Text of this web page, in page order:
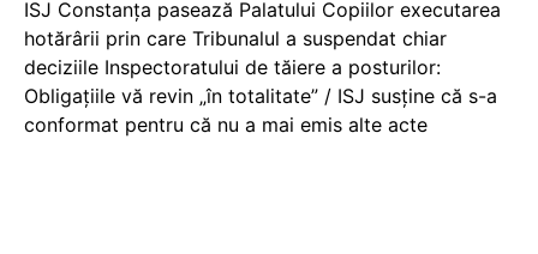
ISJ Constanța pasează Palatului Copiilor executarea
hotărârii prin care Tribunalul a suspendat chiar
deciziile Inspectoratului de tăiere a posturilor:
Obligațiile vă revin „în totalitate” / ISJ susține că s-a
conformat pentru că nu a mai emis alte acte